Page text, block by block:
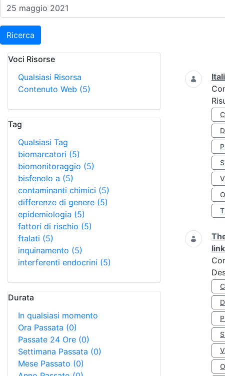
Ricerca
Voci Risorse
Qualsiasi Risorsa
Contenuto Web (5)
Tag
Qualsiasi Tag
biomarcatori (5)
biomonitoraggio (5)
bisfenolo a (5)
contaminanti chimici (5)
differenze di genere (5)
epidemiologia (5)
fattori di rischio (5)
ftalati (5)
inquinamento (5)
interferenti endocrini (5)
Durata
In qualsiasi momento
Ora Passata (0)
Passate 24 Ore (0)
Settimana Passata (0)
Mese Passato (0)
Ricerca